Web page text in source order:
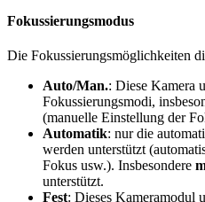
Fokussierungsmodus
Die Fokussierungsmöglichkeiten
Auto/Man.: Diese Kamera
Fokussierungsmodi,
(manuelle Einstellung der
Automatik: nur die
werden unterstützt
Fokus usw.). Insbesondere
unterstützt.
Fest: Dieses Kameramodul